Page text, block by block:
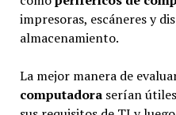
impresoras, escáneres y
almacenamiento.
La mejor manera de
computadoraserían